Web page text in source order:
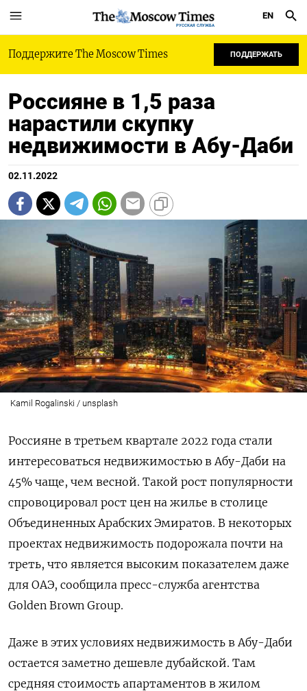
РУССКАЯ СЛУЖБА
EN
Поддержите The Moscow Times ПОДДЕРЖАТЬ
Россияне в 1,5 раза
нарастили скупку
недвижимости в Абу-Даби
02.11.2022
Kamil Rogalinski / unsplash
Россияне в третьем квартале 2022 года стали
интересоваться недвижимостью в Абу-Даби на
45% чаще, чем весной. Такой рост популярности
спровоцировал рост цен на жилье в столице
Объединенных Арабских Эмиратов. В некоторых
проектах недвижимость подорожала почти на
треть, что является высоким показателем даже
для ОАЭ, сообщила пресс-служба агентства
Golden Brown Group.
Даже в этих условиях недвижимость в Абу-Даби
остается заметно дешевле дубайской. Там
средняя стоимость апартаментов в жилом